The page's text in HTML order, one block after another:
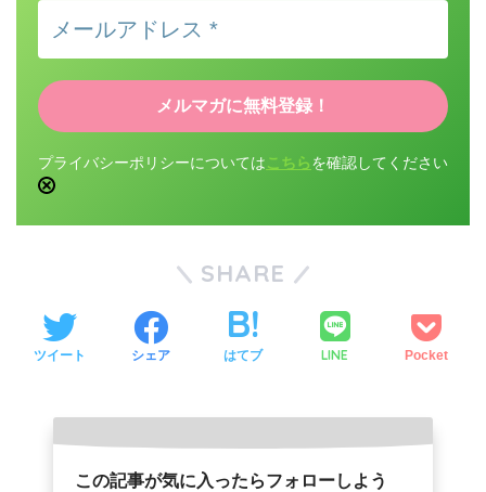
プライバシーポリシーについては こちら を確認してください
SHARE
ツイート シェア はてブ LINE Pocket
この記事が気に入ったらフォローしよう